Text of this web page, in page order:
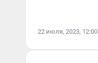
22 июля, 2023, 12:00